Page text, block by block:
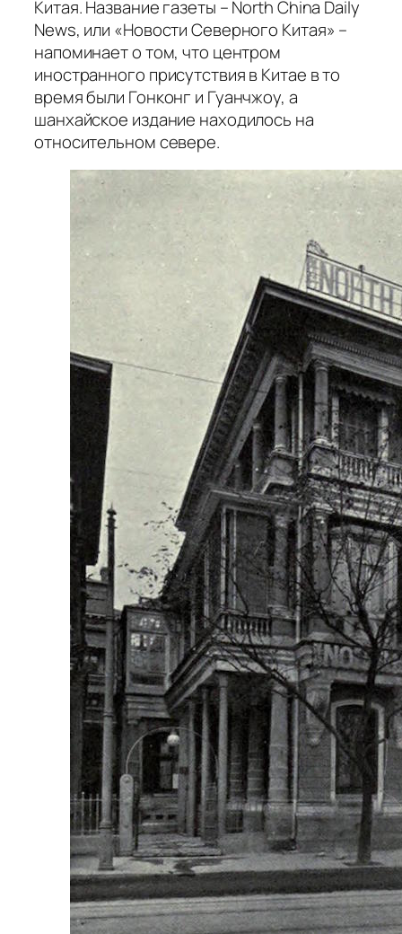
Китая. Название газеты – North China Daily
News, или «Новости Северного Китая» –
напоминает о том, что центром
иностранного присутствия в Китае в то
время были Гонконг и Гуанчжоу, а
шанхайское издание находилось на
относительном севере.